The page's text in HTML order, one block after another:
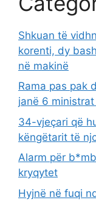
Shkuan të
korenti, dy
në makinë
Rama pas pak
janë 6
34-vjeçari që
këngëtarit të
Alarm për
kryqytet
Hyjnë në fuqi